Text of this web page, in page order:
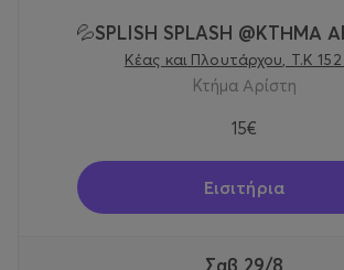
💦SPLISH SPLASH @KTΗΜΑ
Κέας και Πλουτάρχου, Τ.Κ
Κτήμα Αρίστη
15€
Εισιτήρια
Σαβ 29/8